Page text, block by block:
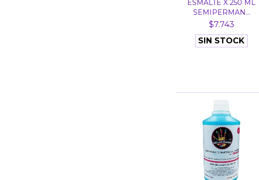
ESMALTE X 250 ML
SEMIPERMAN...
$7.743
SIN STOCK